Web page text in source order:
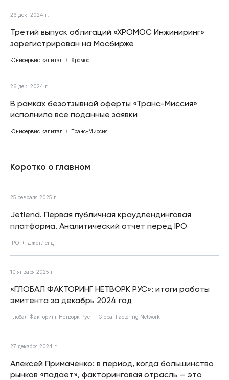
26 дек. 2024 г.
Третий выпуск облигаций «ХРОМОС Инжиниринг»
зарегистрирован на Мосбирже
Юнисервис капитал Хромос
26 дек. 2024 г.
В рамках безотзывной оферты «Транс-Миссия»
исполнила все поданные заявки
Юнисервис капитал Транс-Миссия
Коротко о главном
25 февраля 2025 г.
Jetlend. Первая публичная краудлендинговая
платформа. Аналитический отчет перед IPO
IPO ДжетЛенд
10 января 2025 г.
«ГЛОБАЛ ФАКТОРИНГ НЕТВОРК РУС»: итоги работы
эмитента за декабрь 2024 год
Глобал Факторинг Нетворк Рус Global Factoring Network
27 декабря 2024 г.
Алексей Примаченко: в период, когда большинство
рынков «падает», факторинговая отрасль — это